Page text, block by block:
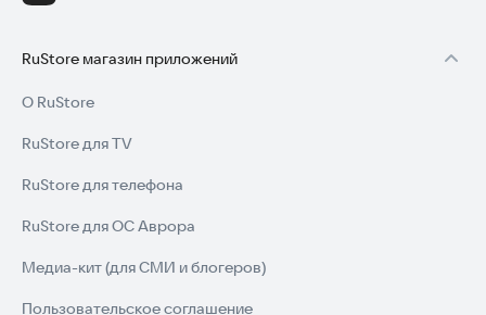
RuStore магазин приложений
О RuStore
RuStore для TV
RuStore для телефона
RuStore для ОС Аврора
Медиа-кит (для СМИ и блогеров)
Пользовательское соглашение